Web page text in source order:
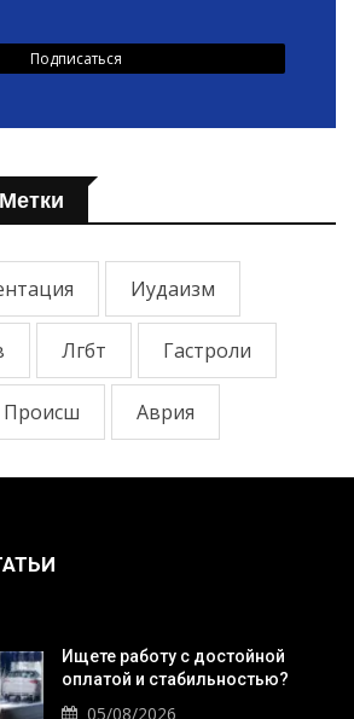
Иудаизм
Лгбт Гастроли
Происш Аврия
Ищете работу с достойной
оплатой и стабильностью?
05/08/2026